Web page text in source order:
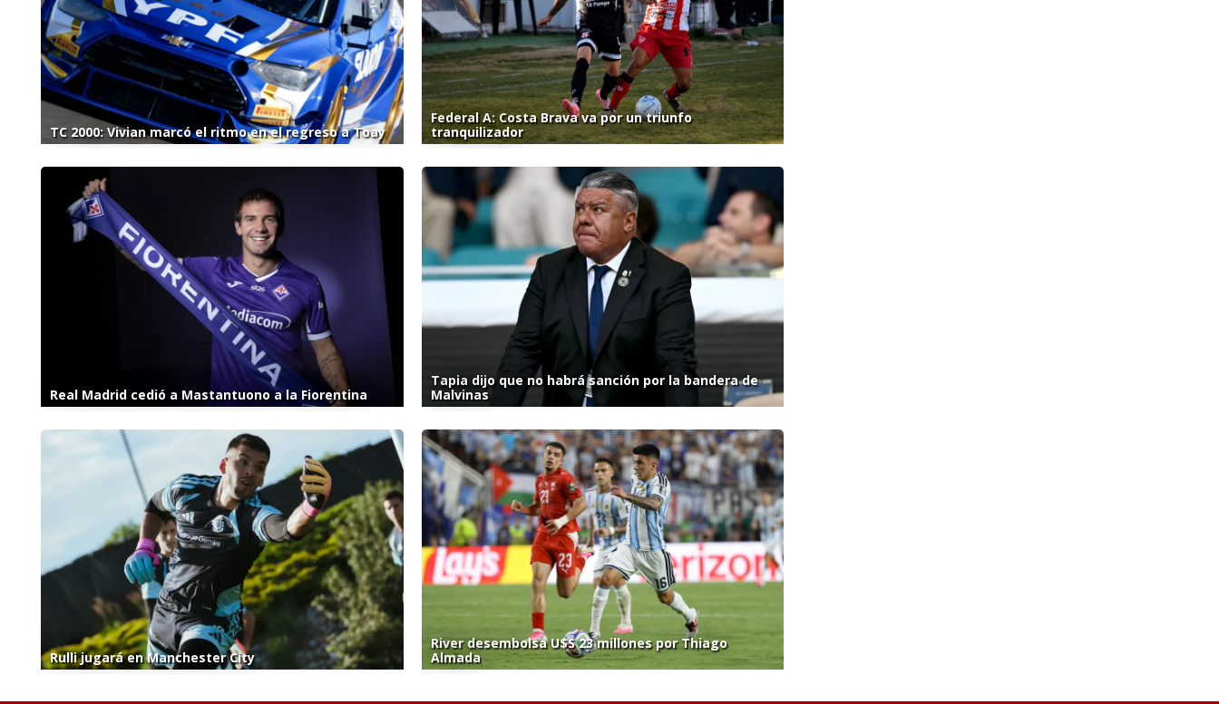
TC 2000: Vivian marcó el ritmo en el regreso a Toay
Federal A: Costa Brava va por un triunfo
tranquilizador
Real Madrid cedió a Mastantuono a la Fiorentina
Tapia dijo que no habrá sanción por la bandera de
Malvinas
Rulli jugará en Manchester City
River desembolsa U$S 23 millones por Thiago
Almada